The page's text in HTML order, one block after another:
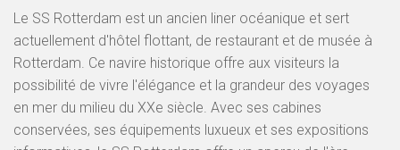
Le SS Rotterdam est un ancien liner océanique et sert
actuellement d'hôtel flottant, de restaurant et de musée à
Rotterdam. Ce navire historique offre aux visiteurs la
possibilité de vivre l'élégance et la grandeur des voyages
en mer du milieu du XXe siècle. Avec ses cabines
conservées, ses équipements luxueux et ses expositions